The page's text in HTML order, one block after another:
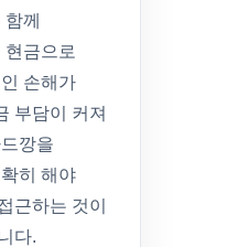
께
금으로
손해가
부담이 커져
깡을
히 해야
근하는 것이
다.